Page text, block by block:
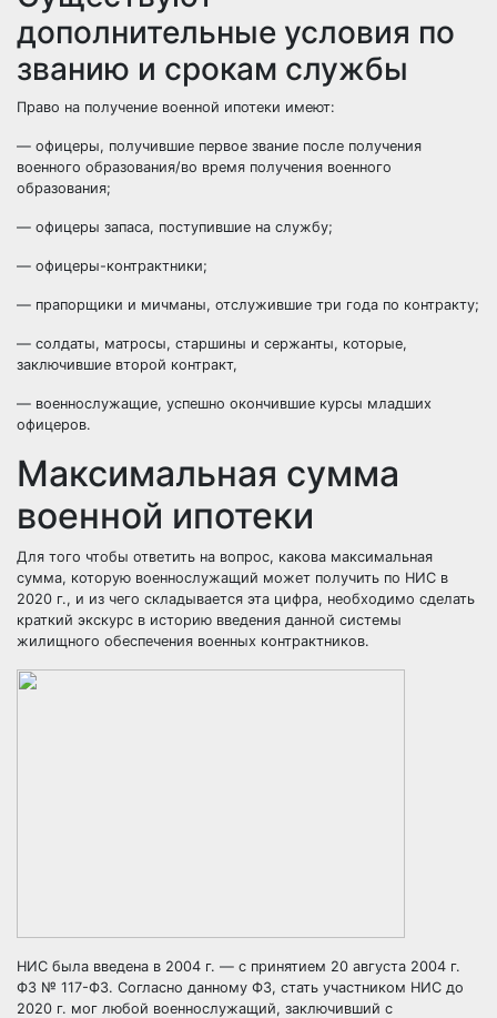
дополнительные условия по
званию и срокам службы
Право на получение военной ипотеки имеют:
— офицеры, получившие первое звание после получения
военного образования/во время получения военного
образования;
— офицеры запаса, поступившие на службу;
— офицеры-контрактники;
— прапорщики и мичманы, отслужившие три года по контракту;
— солдаты, матросы, старшины и сержанты, которые,
заключившие второй контракт,
— военнослужащие, успешно окончившие курсы младших
офицеров.
Максимальная сумма
военной ипотеки
Для того чтобы ответить на вопрос, какова максимальная
сумма, которую военнослужащий может получить по НИС в
2020 г., и из чего складывается эта цифра, необходимо сделать
краткий экскурс в историю введения данной системы
жилищного обеспечения военных контрактников.
НИС была введена в 2004 г. — с принятием 20 августа 2004 г.
ФЗ № 117-ФЗ. Согласно данному ФЗ, стать участником НИС до
2020 г. мог любой военнослужащий, заключивший с